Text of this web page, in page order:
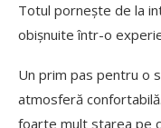
Totul pornește de la
obișnuite într-o
Un prim pas pentru o
atmosferă
foarte mult starea pe